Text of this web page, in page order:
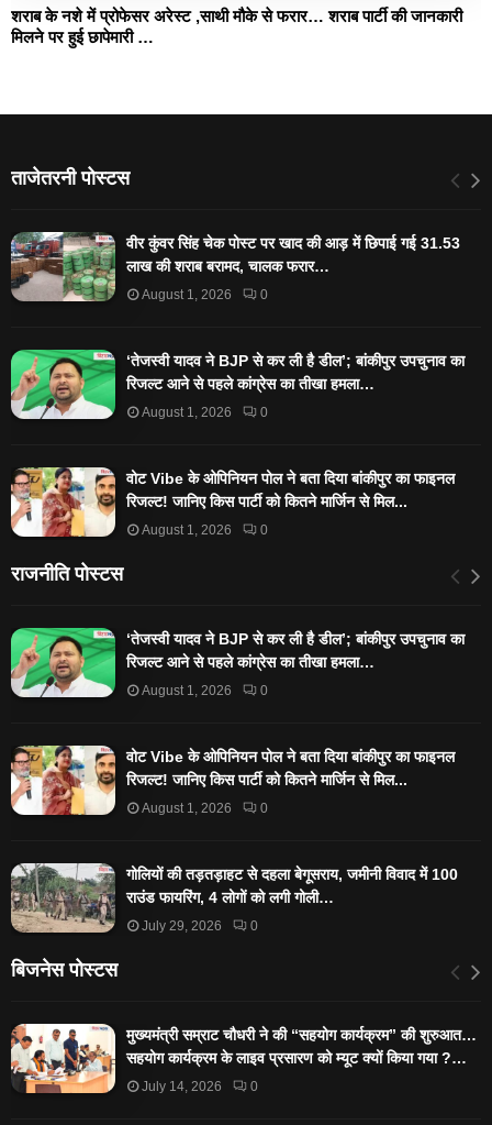
शराब के नशे में प्रोफेसर अरेस्ट ,साथी मौके से फरार… शराब पार्टी की जानकारी
मिलने पर हुई छापेमारी …
ताजेतरनी पोस्टस
वीर कुंवर सिंह चेक पोस्ट पर खाद की आड़ में छिपाई गई 31.53
लाख की शराब बरामद, चालक फरार…
August 1, 2026 0
‘तेजस्‍वी यादव ने BJP से कर ली है डील’; बांकीपुर उपचुनाव का
रिजल्‍ट आने से पहले कांग्रेस का तीखा हमला…
August 1, 2026 0
वोट Vibe के ओपिनियन पोल ने बता दिया बांकीपुर का फाइनल
रिजल्ट! जानिए किस पार्टी को कितने मार्जिन से मिल...
August 1, 2026 0
राजनीति पोस्टस
‘तेजस्‍वी यादव ने BJP से कर ली है डील’; बांकीपुर उपचुनाव का
रिजल्‍ट आने से पहले कांग्रेस का तीखा हमला…
August 1, 2026 0
वोट Vibe के ओपिनियन पोल ने बता दिया बांकीपुर का फाइनल
रिजल्ट! जानिए किस पार्टी को कितने मार्जिन से मिल...
August 1, 2026 0
गोलियों की तड़तड़ाहट से दहला बेगूसराय, जमीनी विवाद में 100
राउंड फायरिंग, 4 लोगों को लगी गोली…
July 29, 2026 0
बिजनेस पोस्टस
मुख्यमंत्री सम्राट चौधरी ने की “सहयोग कार्यक्रम” की शुरुआत…
सहयोग कार्यक्रम के लाइव प्रसारण को म्यूट क्यों किया गया ?…
July 14, 2026 0